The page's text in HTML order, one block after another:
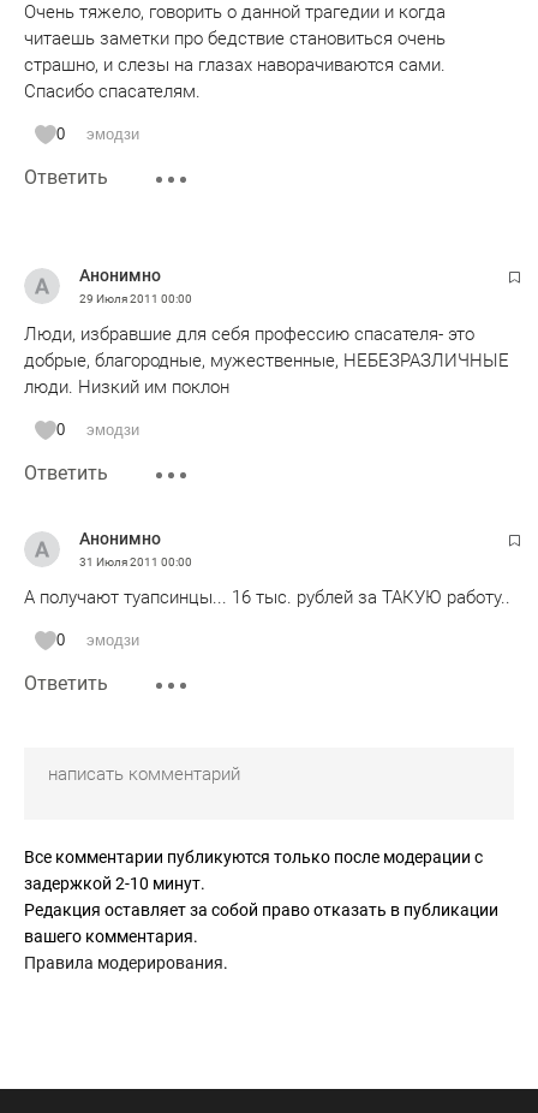
Очень тяжело, говорить о данной трагедии и когда
читаешь заметки про бедствие становиться очень
страшно, и слезы на глазах наворачиваются сами.
Спасибо спасателям.
0 эмодзи
Ответить
Анонимно
29 Июля 2011 00:00
Люди, избравшие для себя профессию спасателя- это
добрые, благородные, мужественные, НЕБЕЗРАЗЛИЧНЫЕ
люди. Низкий им поклон
0 эмодзи
Ответить
Анонимно
31 Июля 2011 00:00
А получают туапсинцы... 16 тыс. рублей за ТАКУЮ работу..
0 эмодзи
Ответить
Все комментарии публикуются только после модерации с
задержкой 2-10 минут.
Редакция оставляет за собой право отказать в публикации
вашего комментария.
Правила модерирования.